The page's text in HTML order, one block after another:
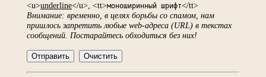
<u>underline</u>, <tt>моноширинный шрифт</tt>
Внимание: временно, в целях борьбы со спамом, нам
пришлось запретить любые web-адреса (URL) в текстах
сообщений. Постарайтесь обходиться без них!